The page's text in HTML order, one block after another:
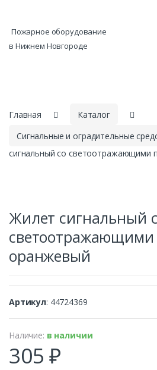
Пожарное оборудование
в Нижнем Новгороде
Главная
Каталог
Сигнальные и оградительные
сигнальный со светоотражающими
Жилет сигнальный
светоотражающими
оранжевый
Артикул: 44724369
Наличие: в наличии
305 ₽